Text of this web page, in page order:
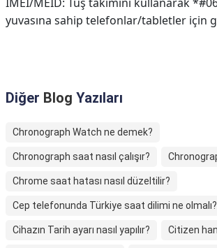
yuvasına sahip telefonlar/tabletler için
Diğer Blog Yazıları
Chronograph Watch ne demek?
Chronograph saat nasıl çalışır?
Chrome saat hatası nasıl düzeltilir?
Cep telefonunda Türkiye saat dilimi ne olmalı?
Cihazın Tarih ayarı nasıl yapılır? Citizen